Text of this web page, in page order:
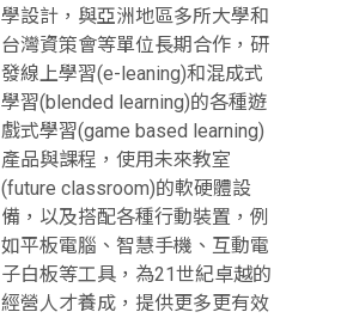
學設計，與亞洲地區多所大學和
台灣資策會等單位長期合作，研
發線上學習(e-leaning)和混成式
學習(blended learning)的各種遊
戲式學習(game based learning)
產品與課程，使用未來教室
(future classroom)的軟硬體設
備，以及搭配各種行動裝置，例
如平板電腦、智慧手機、互動電
子白板等工具，為21世紀卓越的
經營人才養成，提供更多更有效